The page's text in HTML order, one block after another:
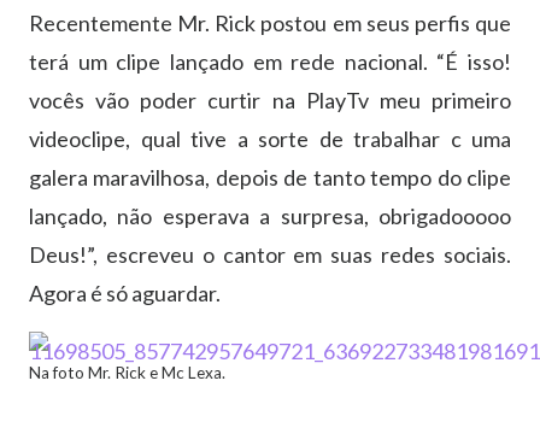
Recentemente Mr. Rick postou em seus perfis que
terá um clipe lançado em rede nacional. “É isso!
vocês vão poder curtir na PlayTv meu primeiro
videoclipe, qual tive a sorte de trabalhar c uma
galera maravilhosa, depois de tanto tempo do clipe
lançado, não esperava a surpresa, obrigadooooo
Deus!”, escreveu o cantor em suas redes sociais.
Agora é só aguardar.
Na foto Mr. Rick e Mc Lexa.